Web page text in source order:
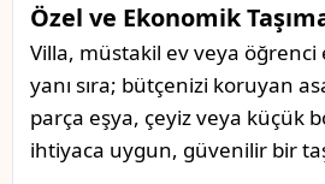
Özel ve Ekonomik
Villa, müstakil ev veya
yanı sıra; bütçenizi koruyan
parça eşya, çeyiz veya küçük
ihtiyaca uygun, güvenilir bir